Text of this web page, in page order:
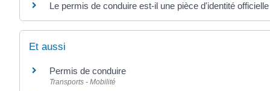
Le permis de conduire est-il une pièce d'identité
Et aussi
Permis de conduire
Transports - Mobilité